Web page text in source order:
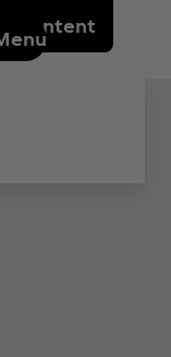
content